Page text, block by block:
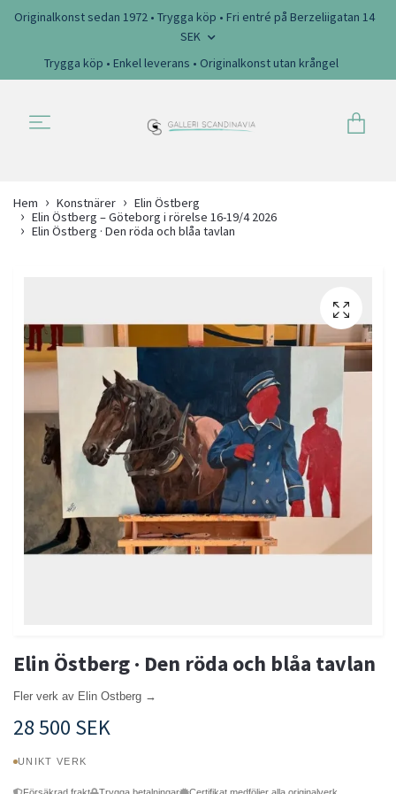
Originalkonst sedan 1972 • Trygga köp • Fri entré på Berzeliigatan 14
SEK
Trygga köp • Enkel leverans • Originalkonst utan krångel
Hem Konstnärer
Elin Östberg
Elin Östberg – Göteborg i rörelse 16-19/4 2026
Elin Östberg · Den röda och blåa tavlan
Elin Östberg · Den röda och blåa tavlan
Fler verk av Elin Ostberg →
28 500 SEK
UNIKT VERK